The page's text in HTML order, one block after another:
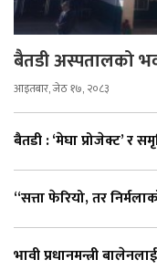
बैतडी अस्पतालको
आइतबार, जेठ १७, २०८३
बैतडी : ‘मेघा प्रोजेक्ट’ र
“सत्ता फेरियो, तर
भावी प्रधानमन्त्री